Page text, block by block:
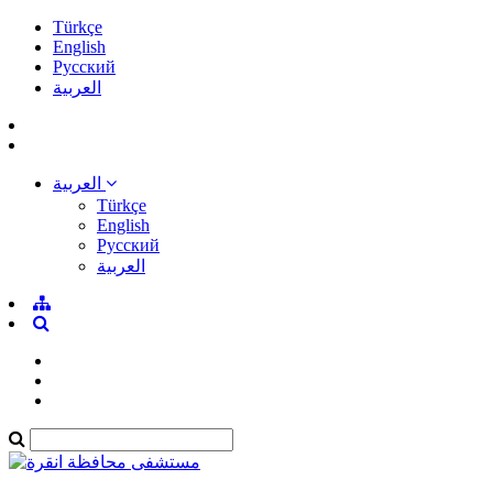
Türkçe
English
Pусский
العربية
Türkçe
English
Pусский
العربية